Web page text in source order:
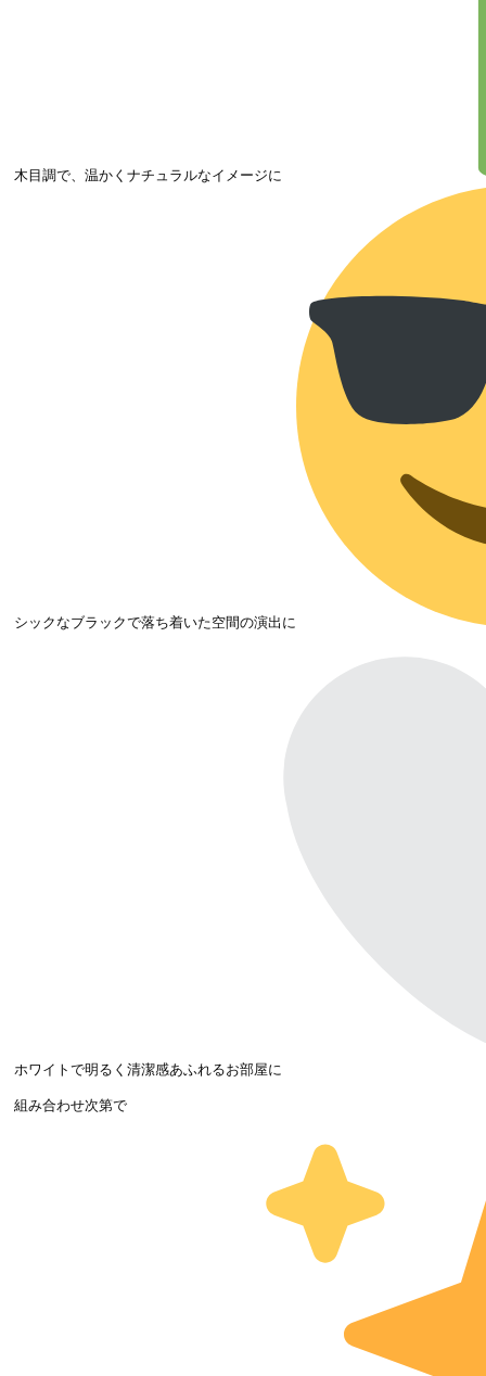
木目調で、温かくナチュラルなイメージに
シックなブラックで落ち着いた空間の演出に
ホワイトで明るく清潔感あふれるお部屋に
組み合わせ次第で